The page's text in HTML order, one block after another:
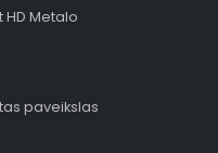
HD Metalo
paveikslas